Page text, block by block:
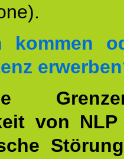
kommen
von NLP